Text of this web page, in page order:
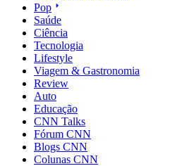
Pop
Saúde
Ciência
Tecnologia
Lifestyle
Viagem & Gastronomia
Review
Auto
Educação
CNN Talks
Fórum CNN
Blogs CNN
Colunas CNN